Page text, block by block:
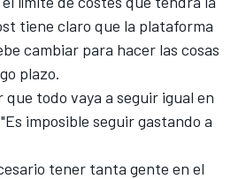
tiene claro que la plataforma
cambiar para hacer las cosas
plazo.
que todo vaya a seguir igual en
imposible seguir gastando a
tener tanta gente en el